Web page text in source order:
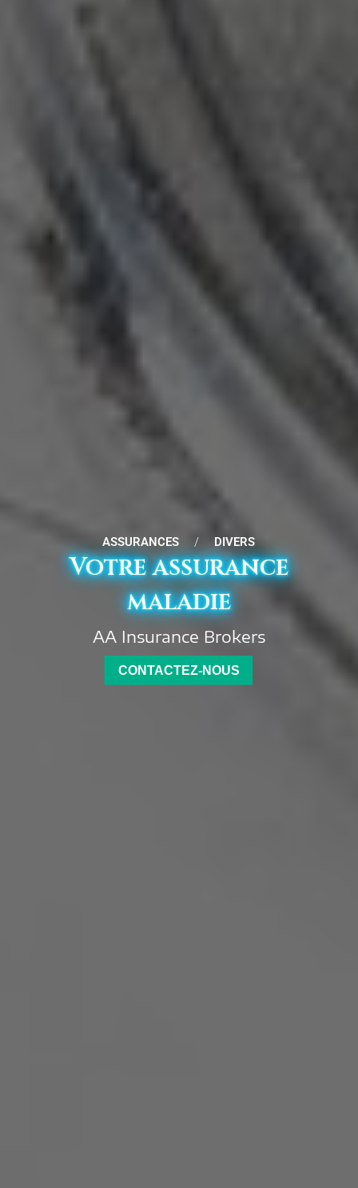
ASSURANCES / DIVERS
Votre assurance
maladie
AA Insurance Brokers
CONTACTEZ-NOUS